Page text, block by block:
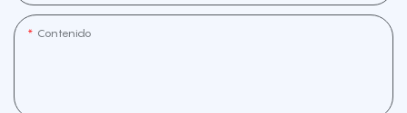
Contenido